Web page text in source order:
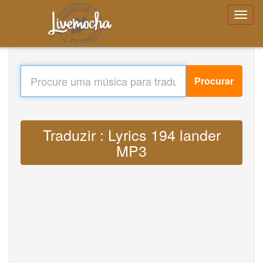
Procurar
Traduzir : Lyrics 194 lander
MP3